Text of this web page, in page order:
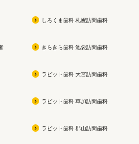
しろくま歯科 札幌訪問歯科
きらきら歯科 池袋訪問歯科
ラビット歯科 大宮訪問歯科
ラビット歯科 草加訪問歯科
ラビット歯科 郡山訪問歯科